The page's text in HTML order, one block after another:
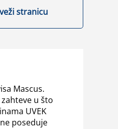
stranicu
Mascus.
u što
UVEK
ne poseduje